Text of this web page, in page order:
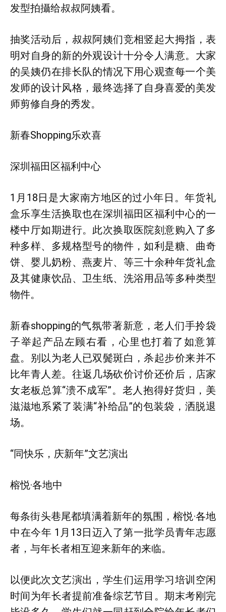
发型拍攝给叔叔阿姨看。
抽奖活动后，叔叔阿姨们竞相竖起大拇指，表
明对自身的新的外观设计十分令人满意。大家
的吴姨仍在排长队的情况下用心观查每一个美
发师的设计风格，最终选择了自身喜爱的美发
师剪修自身的秀发。
新春Shopping乐欢喜
深圳福田区福利中心
1月18日是大家南方地区的过小年日。年货礼
盒乐享生活换取也在深圳福田区福利中心的一
楼中厅如期进行。此次换取医院刻意购入了多
种多样、多规格型号的物件，如利是糖、曲奇
饼、婴儿奶粉、燕麦片、等三十余种年货礼盒
及其健康饮品、卫生纸、洗浴用品等多种类型
物件。
新春shopping的气氛带著新意，老人们手拎袋
子举起产品左顾右看，心里也打着了如意算
盘。别以为老人已双鬓斑白，杀起步价来并不
比年青人差。往返几场砍价讨价还价后，店家
女老板总算“溃不成军”。老人抱得好货归，美
滋滋地系紧了装满“补给品”的包装袋，洒脱退
场。
“同快乐，庆新年”文艺演出
榕悦·各地中
每条街头巷尾都填满着新年的氛围，榕悦·各地
中在今年 1月13日迈入了第一批学员青年志愿
者，与年长者相互迎来新年的来临。
以便此次文艺演出，学生们运用学习培训空闲
时间为年长者提前准备综艺节目。期末考刚完